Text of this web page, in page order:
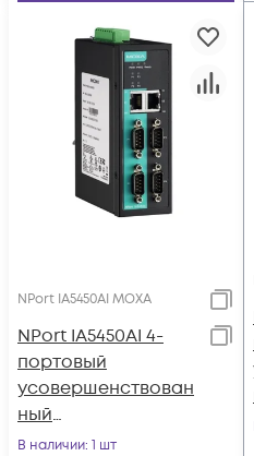
NPort IA5450AI MOXA
NPort IA5450AI 4-
портовый
усовершенствован
ный
преобразователь
В наличии: 1 шт